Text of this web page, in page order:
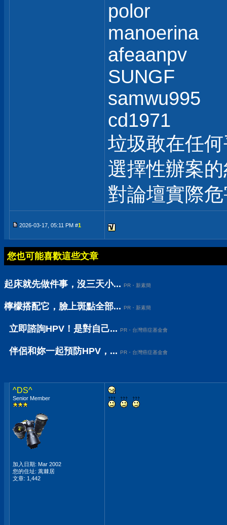
polor
manoerina
afeaanpv
SUNGF
samwu995
cd1971
垃圾敢在任
選擇性辦案
對論壇實際
2026-03-17, 05:11 PM #1
您也可能喜歡這些文章
起床就先做件事，沒三天小... PR・新素簡
檸檬搭配它，臉上斑點全部... PR・新素簡
立即諮詢HPV！是對自己... PR・台灣癌症基金會
伴侶和妳一起預防HPV，... PR・台灣癌症基金會
^DS^
Senior Member
加入日期: Mar 2002
您的住址: 蒿棘居
文章: 1,442